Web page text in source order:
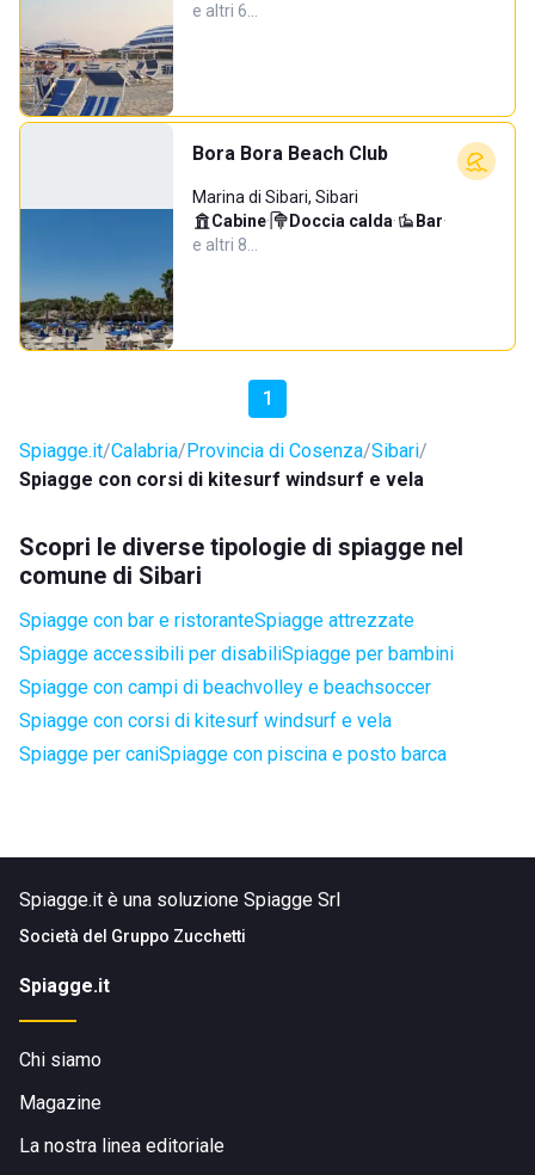
e altri 6…
Bora Bora Beach Club
Marina di Sibari, Sibari
Cabine· Doccia calda· Bar·
e altri 8…
1
Spiagge.it Calabria Provincia di Cosenza Sibari
Spiagge con corsi di kitesurf windsurf e vela
Scopri le diverse tipologie di spiagge nel
comune di Sibari
Spiagge con bar e ristoranteSpiagge attrezzate
Spiagge accessibili per disabiliSpiagge per bambini
Spiagge con campi di beachvolley e beachsoccer
Spiagge con corsi di kitesurf windsurf e vela
Spiagge per caniSpiagge con piscina e posto barca
Spiagge.it è una soluzione Spiagge Srl
Società del Gruppo Zucchetti
Spiagge.it
Chi siamo
Magazine
La nostra linea editoriale